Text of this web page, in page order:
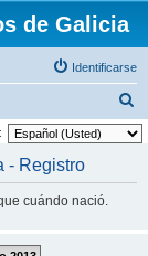
de Galicia
Identificarse
u
- Registro
cuándo nació.